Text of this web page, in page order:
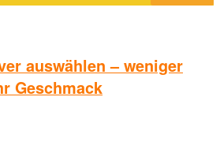
auswählen – weniger
Geschmack